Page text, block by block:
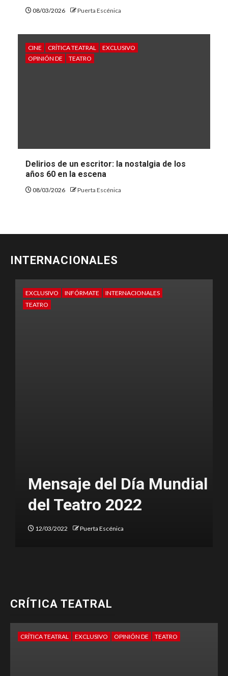
08/03/2026 Puerta Escénica
CINE CRÍTICA TEATRAL
EXCLUSIVO
OPINIÓN DE
TEATRO
Delirios de un escritor: la nostalgia de los
años 60 en la escena
08/03/2026 Puerta Escénica
INTERNACIONALES
EXCLUSIVO INFÓRMATE
INTERNACIONALES
TEATRO
Mensaje del Día Mundial
del Teatro 2022
12/03/2022 Puerta Escénica
CRÍTICA TEATRAL
CRÍTICA TEATRAL EXCLUSIVO OPINIÓN DE TEATRO